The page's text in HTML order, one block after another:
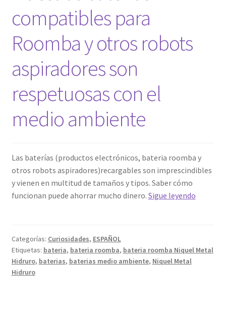
compatibles para
Roomba y otros robots
aspiradores son
respetuosas con el
medio ambiente
Las baterías (productos electrónicos, bateria roomba y
otros robots aspiradores)recargables son imprescindibles
y vienen en multitud de tamaños y tipos. Saber cómo
funcionan puede ahorrar mucho dinero. Sigue leyendoNuestras
Roomba
Categorías: Curiosidades, ESPAÑOL
Etiquetas: bateria, bateria roomba, bateria roomba Niquel Metal
Hidruro, baterias, baterias medio ambiente, Niquel Metal
Hidruro